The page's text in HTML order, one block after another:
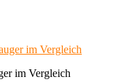
im Vergleich